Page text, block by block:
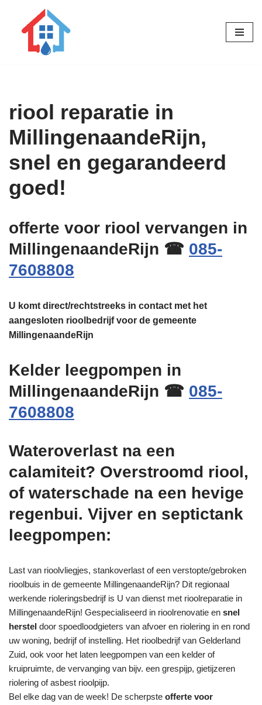
riool reparatie in
MillingenaandeRijn,
snel en gegarandeerd
goed!
offerte voor riool vervangen in
MillingenaandeRijn ☎ 085-
7608808
U komt direct/rechtstreeks in contact met het
aangesloten rioolbedrijf voor de gemeente
MillingenaandeRijn
Kelder leegpompen in
MillingenaandeRijn ☎ 085-
7608808
Wateroverlast na een
calamiteit? Overstroomd riool,
of waterschade na een hevige
regenbui. Vijver en septictank
leegpompen:
Last van rioolvliegjes, stankoverlast of een verstopte/gebroken
rioolbuis in de gemeente MillingenaandeRijn? Dit regionaal
werkende rioleringsbedrijf is U van dienst met rioolreparatie in
MillingenaandeRijn! Gespecialiseerd in rioolrenovatie en snel
herstel door spoedloodgieters van afvoer en riolering in en rond
uw woning, bedrijf of instelling. Het rioolbedrijf van Gelderland
Zuid, ook voor het laten leegpompen van een kelder of
kruipruimte, de vervanging van bijv. een grespijp, gietijzeren
riolering of asbest rioolpijp.
Bel elke dag van de week! De scherpste offerte voor